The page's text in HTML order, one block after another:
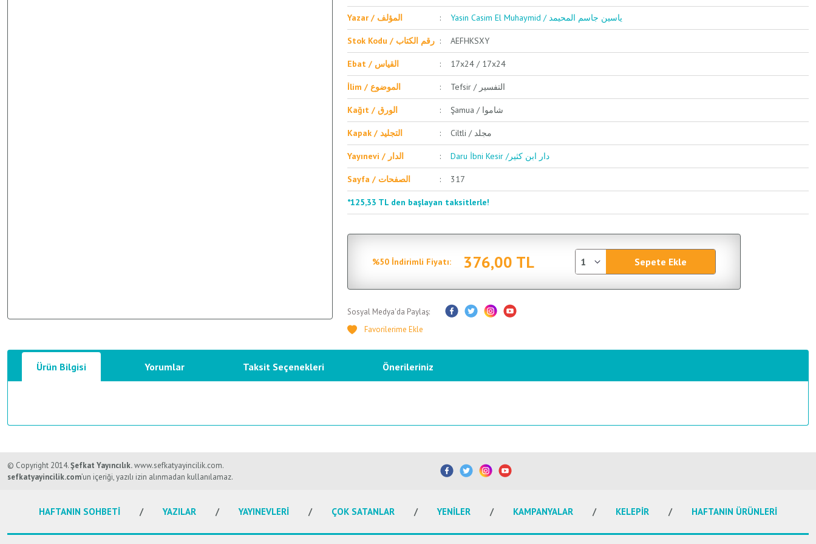
Yazar / المؤلف Yasin Casim El Muhaymid / ياسين جاسم المحيمد
Stok Kodu / رقم الكتاب AEFHKSXY
Ebat / القياس 17x24 / 17x24
İlim / الموضوع Tefsir / التفسير
Kağıt / الورق Şamua / شاموا
Kapak / التجليد Ciltli / مجلد
Yayınevi / الدار Daru İbni Kesir /دار ابن كثير
Sayfa / الصفحات 317
*125,33 TL den başlayan taksitlerle!
%50 İndirimli Fiyatı: 376,00 TL Sepete Ekle
Sosyal Medya'da Paylaş:
Ürün Bilgisi Yorumlar Taksit Seçenekleri Önerileriniz
Bu ürüne ilk yorumu siz yapın!
Yorum Yaz
Görüş ve önerileriniz için teşekkür ederiz.
Ürün açıklamasında eksik bilgiler bulunuyor.
© Copyright 2014.Şefkat Yayıncılık.www.sefkatyayincilik.com.
sefkatyayincilik.com’un içeriği, yazılı izin alınmadan kullanılamaz.
HAFTANIN SOHBETİ YAZILAR YAYINEVLERİ ÇOK SATANLAR YENİLER KAMPANYALAR KELEPİR HAFTANIN ÜRÜNLERİ